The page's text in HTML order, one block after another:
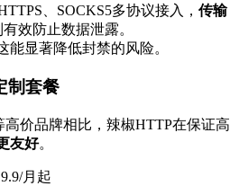
、SOCKS5多协议接入， 传输
效防止数据泄露。
能显著降低封禁的风险。
制套餐
高价品牌相比，辣椒HTTP在保证高
友好。
月起